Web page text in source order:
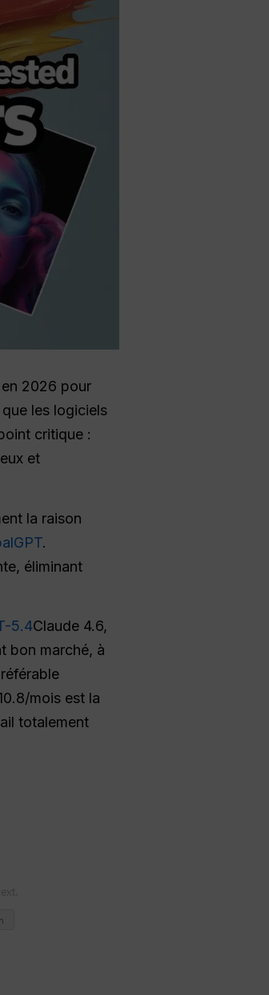
en 2026 pour
les logiciels
critique :
et
la raison
.
éliminant
5.4Claude 4.6,
bon marché, à
mois est la
totalement